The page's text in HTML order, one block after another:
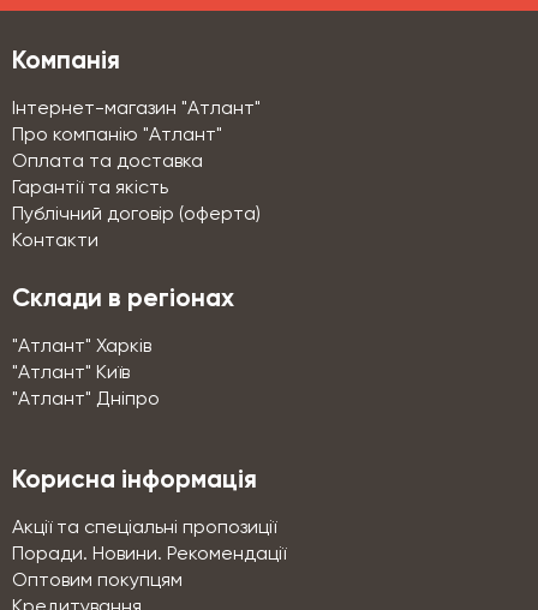
Компанія
Інтернет-магазин "Атлант"
Про компанію "Атлант"
Оплата та доставка
Гарантії та якість
Публічний договір (оферта)
Контакти
Склади в регіонах
"Атлант" Харків
"Атлант" Київ
"Атлант" Дніпро
Корисна інформація
Акції та спеціальні пропозиції
Поради. Новини. Рекомендації
Оптовим покупцям